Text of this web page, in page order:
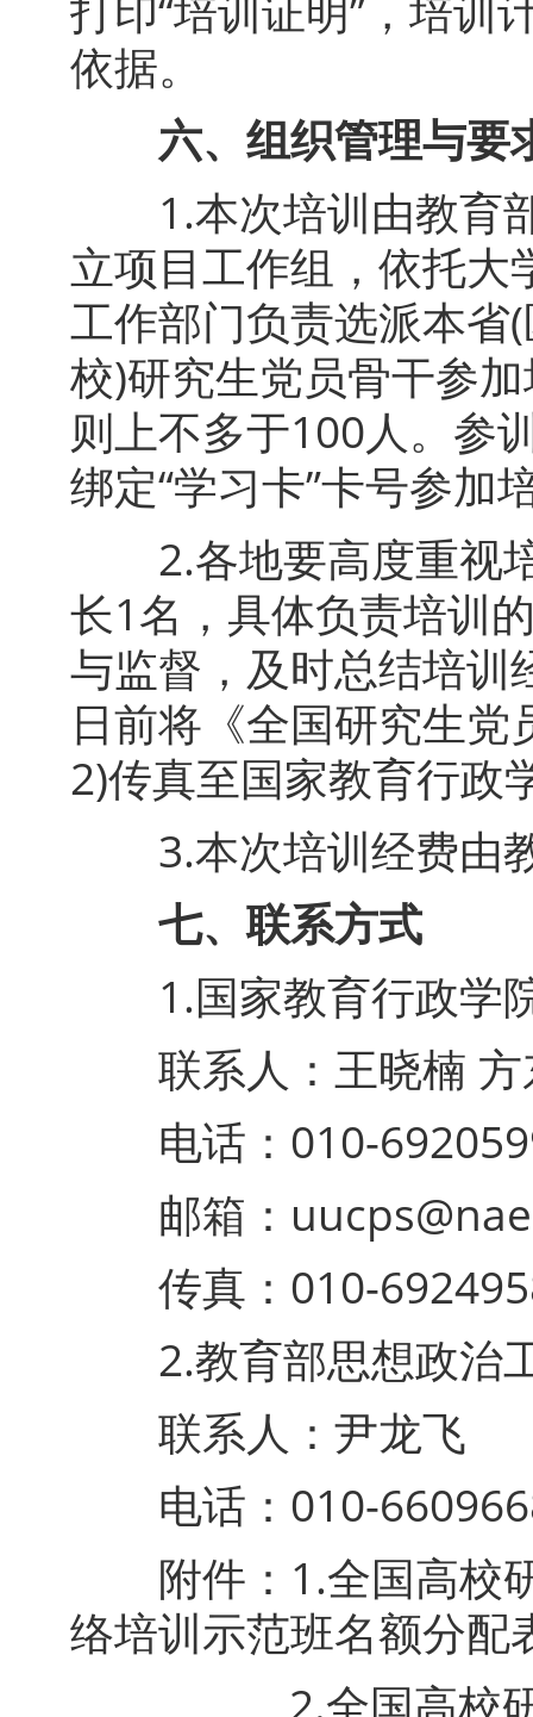
打印“培训证明”，培训
依据。
六、组织管理与要
1.本次培训由教育部
立项目工作组，依托大
工作部门负责选派本省
校)研究生党员骨干参
则上不多于100人。参
绑定“学习卡”卡号参加
2.各地要高度重视培
长1名，具体负责培训
与监督，及时总结培
日前将《全国研究生
2)传真至国家教育行政
3.本次培训经费由
七、联系方式
1.国家教育行政学
联系人：王晓楠 方
电话：010-
邮箱：
传真：010-
2.教育部思想政治
联系人：尹龙飞
电话：010-
附件：1.全国高校研
络培训示范班名额分配
2.全国高校研究生